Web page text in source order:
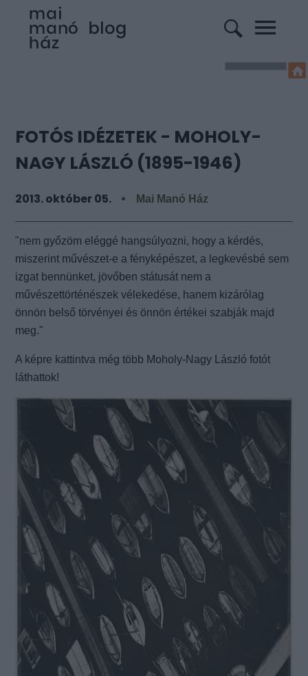
FOTÓS IDÉZETEK - MOHOLY-
NAGY LÁSZLÓ (1895-1946)
2013. október 05. Mai Manó Ház
"nem győzöm eléggé hangsúlyozni, hogy a kérdés,
miszerint művészet-e a fényképészet, a legkevésbé sem
izgat bennünket, jövőben státusát nem a
művészettörténészek vélekedése, hanem kizárólag
önnön belső törvényei és önnön értékei szabják majd
meg."
A képre kattintva még több Moholy-Nagy László fotót
láthattok!